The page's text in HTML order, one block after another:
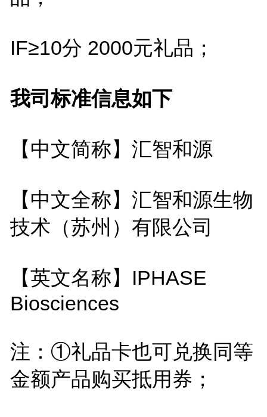
IF≥10分 2000元礼品；
我司标准信息如下
【中文简称】汇智和源
【中文全称】汇智和源生物
技术（苏州）有限公司
【英文名称】IPHASE
Biosciences
注：①礼品卡也可兑换同等
金额产品购买抵用券；